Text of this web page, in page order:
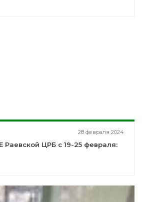
28 февраля 2024
ЦРБ с 19-25 февраля: